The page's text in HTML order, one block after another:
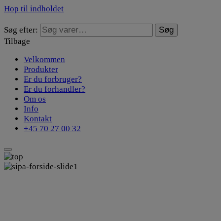
Hop til indholdet
Søg efter:
Søg
Tilbage
Velkommen
Produkter
Er du forbruger?
Er du forhandler?
Om os
Info
Kontakt
+45 70 27 00 32